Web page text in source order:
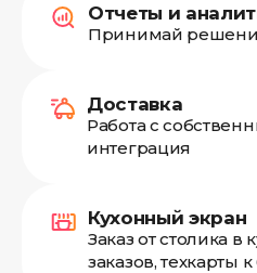
Отчеты и
Принимай
Доставка
Работа с
интеграция
Кухонный экран
Заказ от столика
заказов, техкарты